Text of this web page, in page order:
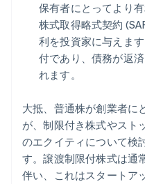
保有者にとってより
株式取得略式契約
利を投資家に与えま
付であり、債務が返
れます。
大抵、普通株が創業者に
が、制限付き株式やスト
のエクイティについて検
す。譲渡制限付株式は通
伴い、これはスタートア